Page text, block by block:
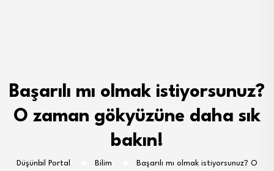
Başarılı mı olmak istiyorsunuz?
O zaman gökyüzüne daha sık
bakın!
Düşünbil Portal Bilim
Başarılı mı olmak istiyorsunuz? O